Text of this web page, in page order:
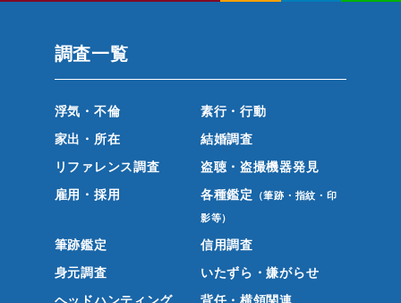
調査一覧
浮気・不倫
素行・行動
家出・所在
結婚調査
リファレンス調査
盗聴・盗撮機器発見
雇用・採用
各種鑑定 （筆跡・指紋・印
影等）
筆跡鑑定
信用調査
身元調査
いたずら・嫌がらせ